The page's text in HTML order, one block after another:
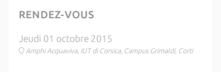
RENDEZ-VOUS
Jeudi 01 octobre 2015
Amphi Acquaviva, IUT di Corsica, Campus Grimaldi, Corti